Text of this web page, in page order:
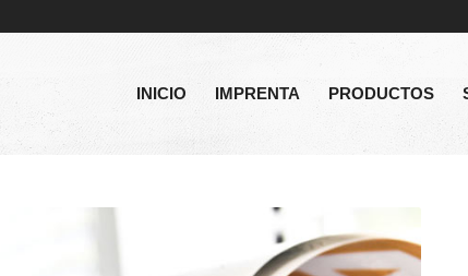
INICIO IMPRENTA PRODUCTOS